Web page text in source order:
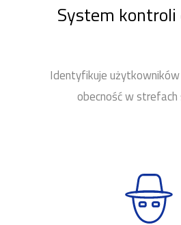
System
Identyfikuje
obecność w